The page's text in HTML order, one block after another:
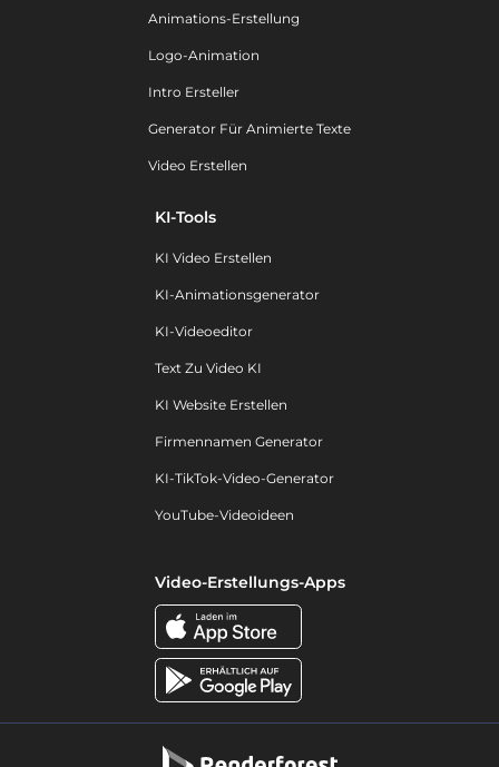
Animations-Erstellung
Logo-Animation
Intro Ersteller
Generator Für Animierte Texte
Video Erstellen
KI-Tools
KI Video Erstellen
KI-Animationsgenerator
KI-Videoeditor
Text Zu Video KI
KI Website Erstellen
Firmennamen Generator
KI-TikTok-Video-Generator
YouTube-Videoideen
Video-Erstellungs-Apps